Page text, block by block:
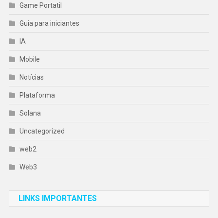
Game Portatil
Guia para iniciantes
IA
Mobile
Notícias
Plataforma
Solana
Uncategorized
web2
Web3
LINKS IMPORTANTES